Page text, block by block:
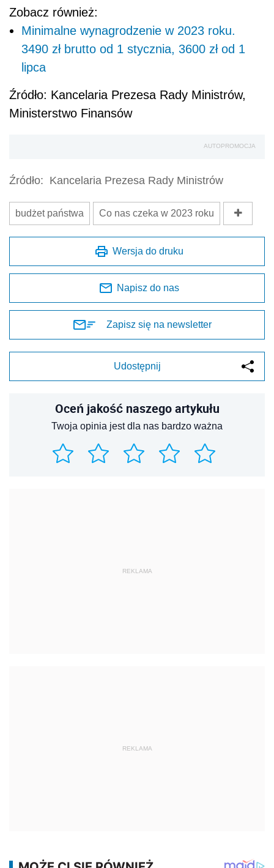
Zobacz również:
Minimalne wynagrodzenie w 2023 roku.
3490 zł brutto od 1 stycznia, 3600 zł od 1
lipca
Źródło: Kancelaria Prezesa Rady Ministrów,
Ministerstwo Finansów
AUTOPROMOCJA
Źródło: Kancelaria Prezesa Rady Ministrów
budżet państwa Co nas czeka w 2023 roku
Wersja do druku
Napisz do nas
Zapisz się na newsletter
Udostępnij
Oceń jakość naszego artykułu
Twoja opinia jest dla nas bardzo ważna
REKLAMA
REKLAMA